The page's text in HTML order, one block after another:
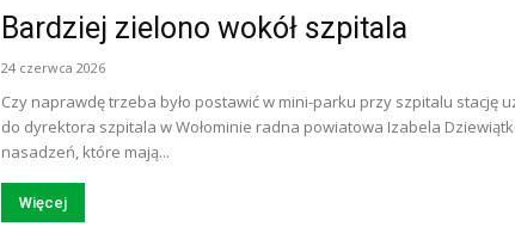
Bardziej zielono wokół szpitala
24 czerwca 2026
Czy naprawdę trzeba było postawić w mini-parku przy szpitalu stację
do dyrektora szpitala w Wołominie radna powiatowa Izabela
nasadzeń, które mają...
Więcej